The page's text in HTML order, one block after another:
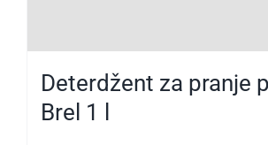
Deterdžent za pranje
Brel 1 l